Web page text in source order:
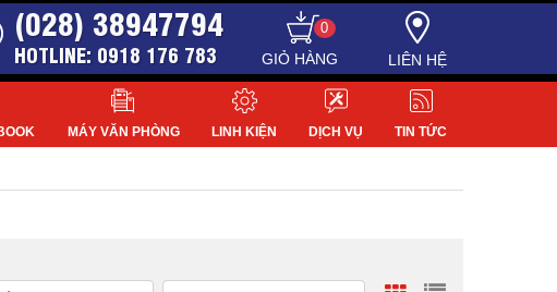
0
(028) 38947794
HOTLINE: 0918 176 783 LIÊN HỆ
MÁY VĂN PHÒNG LINH KIỆN DỊCH VỤ TIN TỨC